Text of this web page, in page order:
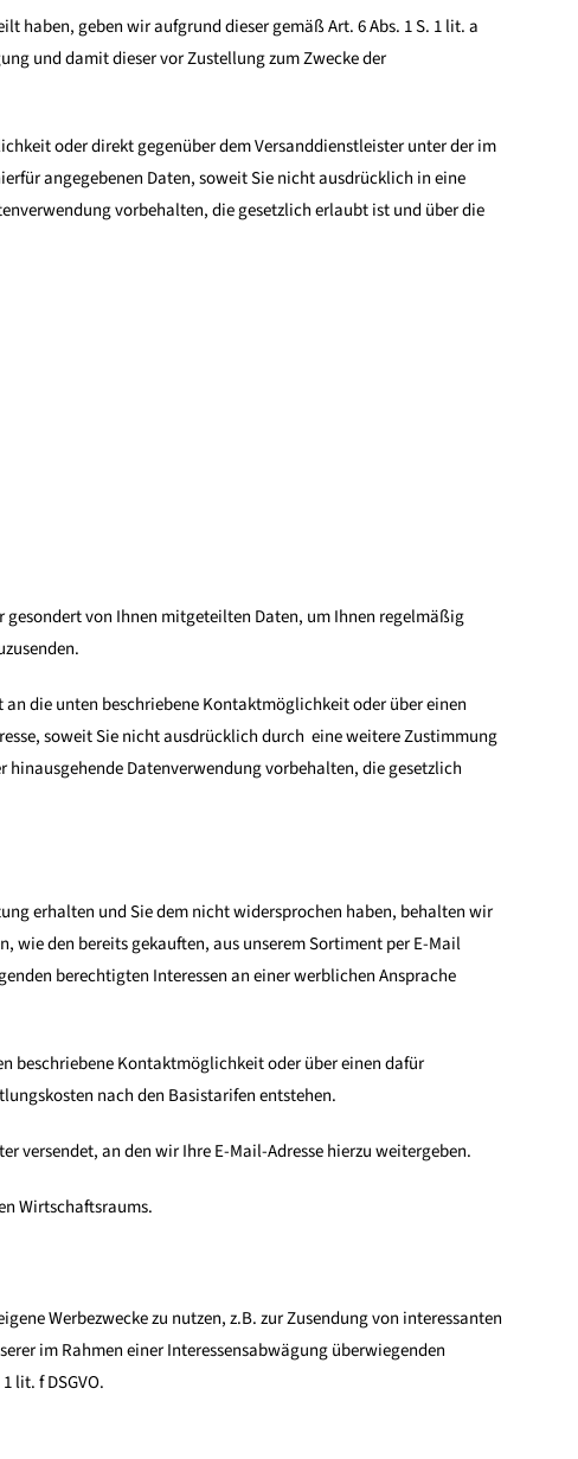
haben, geben wir aufgrund dieser gemäß Art. 6 Abs. 1 S. 1 lit. a
und damit dieser vor Zustellung zum Zwecke der
oder direkt gegenüber dem Versanddienstleister unter der im
angegebenen Daten, soweit Sie nicht ausdrücklich in eine
vorbehalten, die gesetzlich erlaubt ist und über die
von Ihnen mitgeteilten Daten, um Ihnen regelmäßig
die unten beschriebene Kontaktmöglichkeit oder über einen
soweit Sie nicht ausdrücklich durch eine weitere Zustimmung
Datenverwendung vorbehalten, die gesetzlich
erhalten und Sie dem nicht widersprochen haben, behalten wir
wie den bereits gekauften, aus unserem Sortiment per E-Mail
berechtigten Interessen an einer werblichen Ansprache
beschriebene Kontaktmöglichkeit oder über einen dafür
nach den Basistarifen entstehen.
versendet, an den wir Ihre E-Mail-Adresse hierzu weitergeben.
Wirtschaftsraums.
Werbezwecke zu nutzen, z.B. zur Zusendung von interessanten
im Rahmen einer Interessensabwägung überwiegenden
lit. f DSGVO.